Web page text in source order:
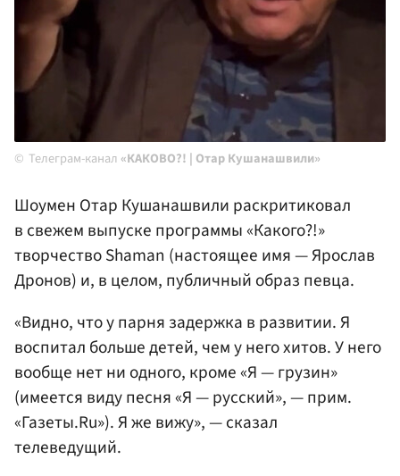
Телеграм-канал «КАКОВО?! | Отар Кушанашвили»
Шоумен Отар Кушанашвили раскритиковал
в свежем выпуске программы «Какого?!»
творчество Shaman (настоящее имя — Ярослав
Дронов) и, в целом, публичный образ певца.
«Видно, что у парня задержка в развитии. Я
воспитал больше детей, чем у него хитов. У него
вообще нет ни одного, кроме «Я — грузин»
(имеется виду песня «Я — русский», — прим.
«Газеты.Ru»). Я же вижу», — сказал
телеведущий.